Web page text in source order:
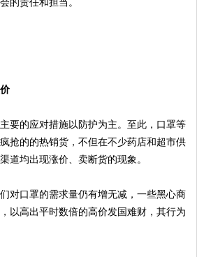
要的应对措施以防护为主。至此，口罩等
抢的的热销货，不但在不少药店和超市供
道均出现涨价、卖断货的现象。
对口罩的需求量仍有增无减，一些黑心商
以高出平时数倍的高价发国难财，其行为